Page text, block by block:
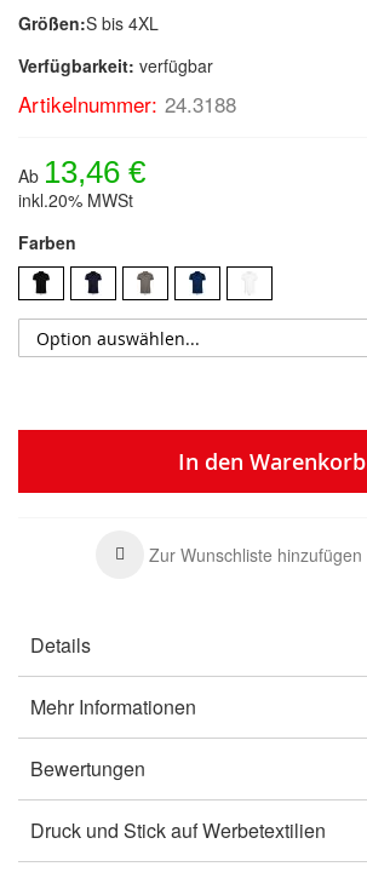
Größen:S bis 4XL
Verfügbarkeit: verfügbar
Artikelnummer: 24.3188
Ab 13,46 €
inkl.20% MWSt
Farben
In den Warenkorb
Zur Wunschliste hinzufügen
Details
Mehr Informationen
Bewertungen
Druck und Stick auf Werbetextilien